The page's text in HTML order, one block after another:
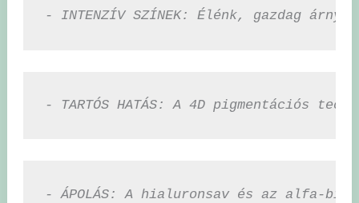
- INTENZÍV SZÍNEK: Élénk, gazdag
- TARTÓS HATÁS: A 4D pigmentációs
- ÁPOLÁS: A hialuronsav és az alfa-